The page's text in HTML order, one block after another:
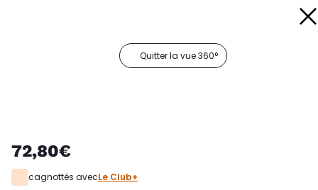
Quitter la vue 360°
72,80€
cagnottés avecLe Club+